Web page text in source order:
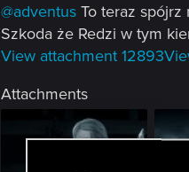
@adventus To teraz spójrz
Szkoda że Redzi w tym
View attachment 12893
Attachments